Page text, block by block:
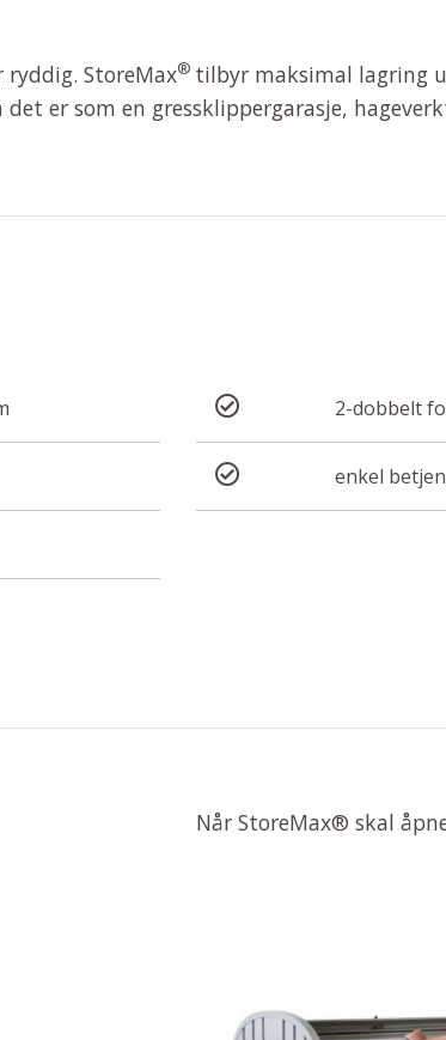
ryddig. StoreMax® tilbyr maksimal lagring
er som en gressklippergarasje,
2-dobbelt
enkel
Når StoreMax® skal